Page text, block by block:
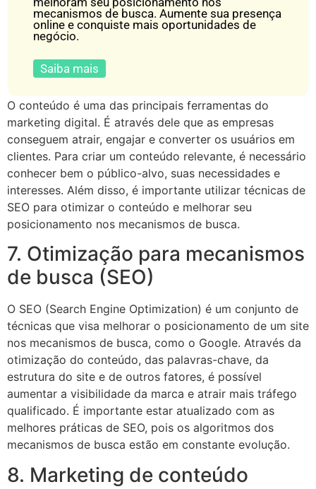
mecanismos de busca. Aumente sua presença
online e conquiste mais oportunidades de
negócio.
Saiba mais
O conteúdo é uma das principais ferramentas do
marketing digital. É através dele que as empresas
conseguem atrair, engajar e converter os usuários em
clientes. Para criar um conteúdo relevante, é necessário
conhecer bem o público-alvo, suas necessidades e
interesses. Além disso, é importante utilizar técnicas de
SEO para otimizar o conteúdo e melhorar seu
posicionamento nos mecanismos de busca.
7. Otimização para mecanismos
de busca (SEO)
O SEO (Search Engine Optimization) é um conjunto de
técnicas que visa melhorar o posicionamento de um site
nos mecanismos de busca, como o Google. Através da
otimização do conteúdo, das palavras-chave, da
estrutura do site e de outros fatores, é possível
aumentar a visibilidade da marca e atrair mais tráfego
qualificado. É importante estar atualizado com as
melhores práticas de SEO, pois os algoritmos dos
mecanismos de busca estão em constante evolução.
8. Marketing de conteúdo